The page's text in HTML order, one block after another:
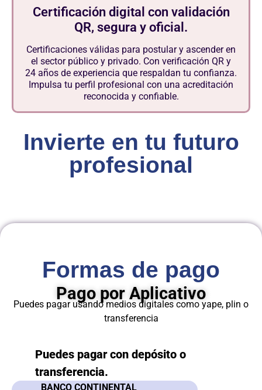
Certificación digital con validación
QR, segura y oficial.
Certificaciones válidas para postular y ascender en
el sector público y privado. Con verificación QR y
24 años de experiencia que respaldan tu confianza.
Impulsa tu perfil profesional con una acreditación
reconocida y confiable.
Invierte en tu futuro
profesional
Formas de pago
Pago por Aplicativo
Puedes pagar usando medios digitales como yape, plin o
transferencia
Puedes pagar con depósito o
transferencia.
BANCO CONTINENTAL